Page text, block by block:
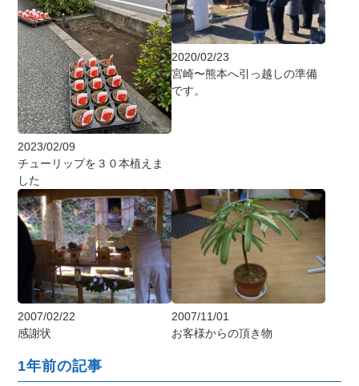
2023/02/09
チューリップを３０本植えま
した
2020/02/23
宮崎〜熊本へ引っ越しの準備
です。
2007/02/22
感謝状
2007/11/01
お客様からの頂き物
1年前の記事